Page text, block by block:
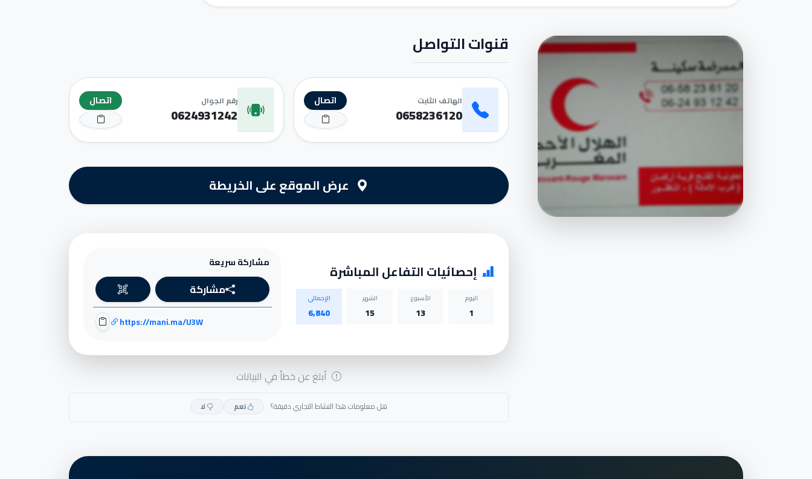
قنوات التواصل
الهاتف الثابت
0658236120
اتصال رقم الجوال
0624931242
اتصال
عرض الموقع على الخريطة
إحصائيات التفاعل المباشرة
اليوم
1
الأسبوع
13
الشهر
15
الإجمالي
6,840
مشاركة سريعة
مشاركة
https://mani.ma/U3W
أبلغ عن خطأ في البيانات
هل معلومات هذا النشاط التجاري دقيقة؟ نعم لا